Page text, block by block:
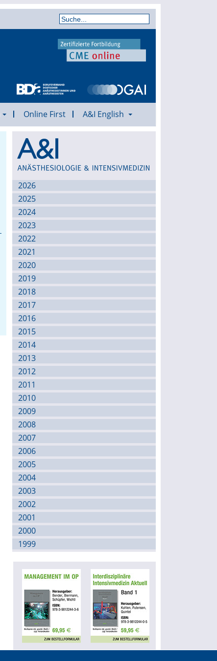
Online First A&I English
Archiv
2026
2025
2024
2023
2022
2021
2020
2019
2018
2017
2016
2015
2014
2013
2012
2011
2010
2009
2008
2007
2006
2005
2004
2003
2002
2001
2000
1999